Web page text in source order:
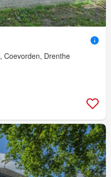
Coevorden, Drenthe